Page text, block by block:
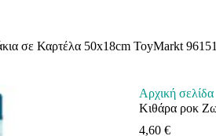
σε Καρτέλα 50x18cm ToyMarkt 96151
Αρχική σελίδα
Κιθάρα ροκ
4,60 €